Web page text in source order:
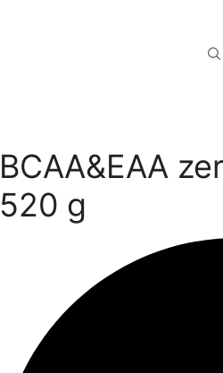
BCAA&EAA
520 g